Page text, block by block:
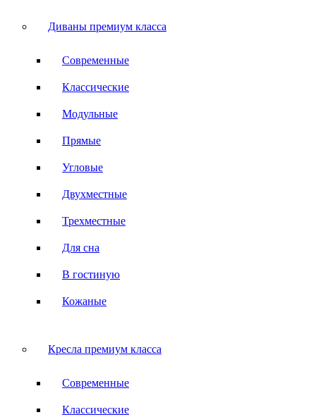
Диваны премиум класса
Современные
Классические
Модульные
Прямые
Угловые
Двухместные
Трехместные
Для сна
В гостиную
Кожаные
Кресла премиум класса
Современные
Классические